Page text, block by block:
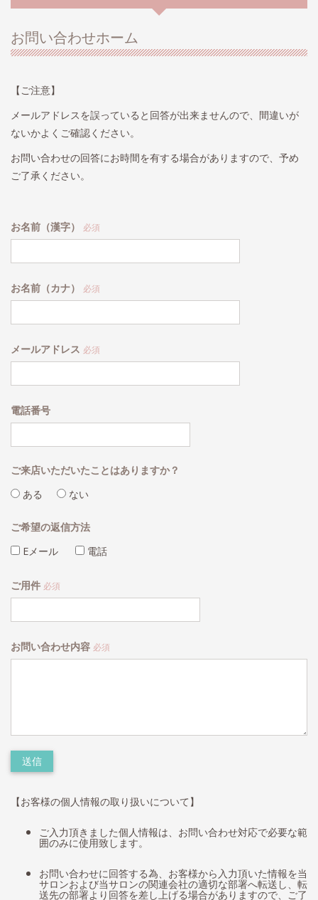
お問い合わせホーム
【ご注意】
メールアドレスを誤っていると回答が出来ませんので、間違いが
ないかよくご確認ください。
お問い合わせの回答にお時間を有する場合がありますので、予め
ご了承ください。
お名前（漢字） 必須
お名前（カナ） 必須
メールアドレス 必須
電話番号
ご来店いただいたことはありますか？
ある
ない
ご希望の返信方法
Eメール
電話
ご用件 必須
お問い合わせ内容 必須
【お客様の個人情報の取り扱いについて】
ご入力頂きました個人情報は、お問い合わせ対応で必要な範
囲のみに使用致します。
お問い合わせに回答する為、お客様から入力頂いた情報を当
サロンおよび当サロンの関連会社の適切な部署へ転送し、転
送先の部署より回答を差し上げる場合がありますので、ご了